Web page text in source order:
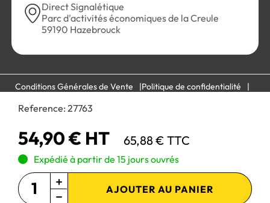
Reference: 27763
54,90 € HT 65,88 € TTC
Expédié à partir de 15 jours ouvrés
AJOUTER AU PANIER
Direct Signalétique
Parc d'activités économiques de la Creule
59190 Hazebrouck
Conditions Générales de Vente
Politique de confidentialité
Mentions légales
Paiement 100% sécurisé :
Site réservé aux professionnels